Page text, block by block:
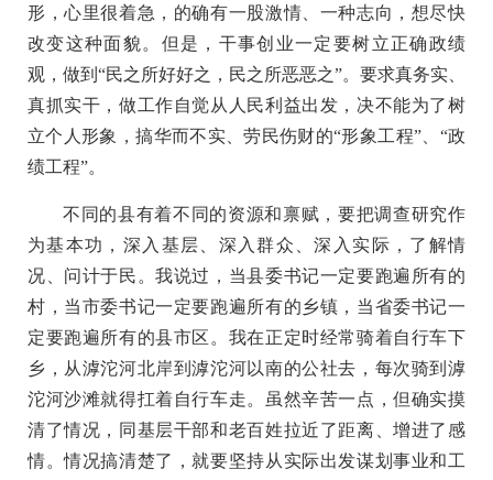
形，心里很着急，的确有一股激情、一种志向，想尽快
改变这种面貌。但是，干事创业一定要树立正确政绩
观，做到“民之所好好之，民之所恶恶之”。要求真务实、
真抓实干，做工作自觉从人民利益出发，决不能为了树
立个人形象，搞华而不实、劳民伤财的“形象工程”、“政
绩工程”。
不同的县有着不同的资源和禀赋，要把调查研究作
为基本功，深入基层、深入群众、深入实际，了解情
况、问计于民。我说过，当县委书记一定要跑遍所有的
村，当市委书记一定要跑遍所有的乡镇，当省委书记一
定要跑遍所有的县市区。我在正定时经常骑着自行车下
乡，从滹沱河北岸到滹沱河以南的公社去，每次骑到滹
沱河沙滩就得扛着自行车走。虽然辛苦一点，但确实摸
清了情况，同基层干部和老百姓拉近了距离、增进了感
情。情况搞清楚了，就要坚持从实际出发谋划事业和工